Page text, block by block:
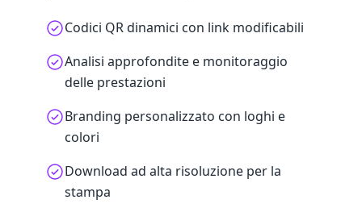
Codici QR dinamici con link modificabili
Analisi approfondite e monitoraggio
delle prestazioni
Branding personalizzato con loghi e
colori
Download ad alta risoluzione per la
stampa